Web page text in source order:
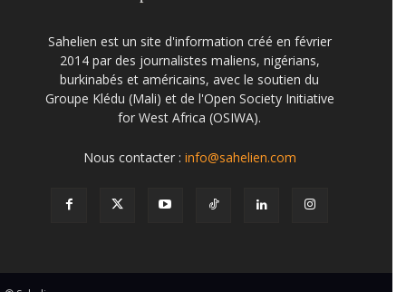
Sahelien est un site d'information créé en février
2014 par des journalistes maliens, nigérians,
burkinabés et américains, avec le soutien du
Groupe Klédu (Mali) et de l'Open Society Initiative
for West Africa (OSIWA).
Nous contacter : info@sahelien.com